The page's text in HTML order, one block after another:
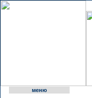
меню